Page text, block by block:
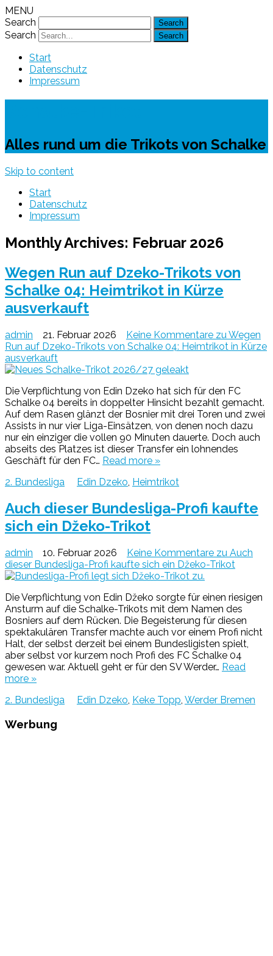
MENU
Search
Search
Start
Datenschutz
Impressum
Alles rund um die Trikots von Schalke
Skip to content
Start
Datenschutz
Impressum
Monthly Archives: Februar 2026
Wegen Run auf Dzeko-Trikots von
Schalke 04: Heimtrikot in Kürze
ausverkauft
admin 21. Februar 2026 Keine Kommentare zu Wegen
Run auf Dzeko-Trikots von Schalke 04: Heimtrikot in Kürze
ausverkauft
Die Verpflichtung von Edin Dzeko hat sich für den FC
Schalke 04 bereits in doppelter Hinsicht bezahlt gemacht.
Auf dem Rasen glänzt der Bosnier mit drei Toren und zwei
Assists in nur vier Liga-Einsätzen, von denen noch dazu
nur ein einziger die vollen 90 Minuten dauerte. Doch auch
abseits des Platzes ist dieser Transfer ein lohnendes
Geschäft für den FC… Read more »
2. Bundesliga
Edin Dzeko Heimtrikot
Auch dieser Bundesliga-Profi kaufte
sich ein Džeko-Trikot
admin 10. Februar 2026 Keine Kommentare zu Auch
dieser Bundesliga-Profi kaufte sich ein Džeko-Trikot
Die Verpflichtung von Edin Džeko sorgte für einen riesigen
Ansturm auf die Schalke-Trikots mit dem Namen des
Bosniers auf dem Rücken. Die Begeisterung für diesen
spektakulären Transfer machte auch vor einem Profi nicht
Halt, der selbst derzeit bei einem Bundesligisten spielt,
aber selbst vor kurzem noch Profi des FC Schalke 04
gewesen war. Aktuell geht er für den SV Werder… Read
more »
2. Bundesliga
Edin Dzeko, Keke Topp, Werder Bremen
Werbung